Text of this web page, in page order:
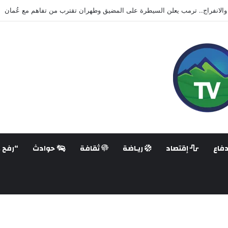
تايلاند.. مراهق يقتل طلابًا ومعلمين في أعنف هجوم على مدرسة منذ سنوات
دفاع إقتصاد ريـاضة ثقافة حوادث